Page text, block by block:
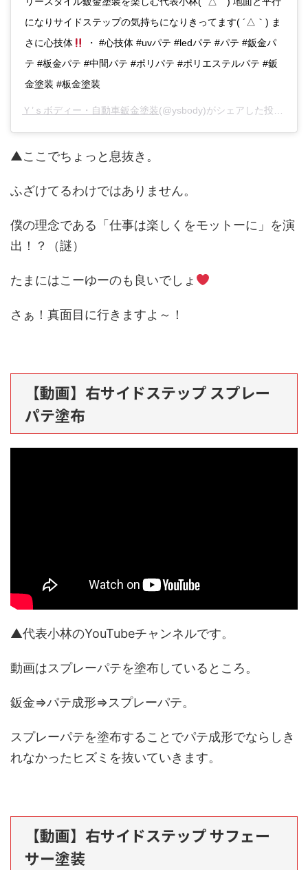
になりサイドステップの気持ちになりきってます( ´△｀) ま
さに心技体
・ #心技体 #uvパテ #ledパテ #パテ #鈑金パ
テ #板金パテ #中間パテ #ポリパテ #ポリエステルパテ #鈑
金塗装 #板金塗装
Ｙ’ｓボディー・自動車鈑金塗装(@ysbody)がシェアした投稿 -
▲ここでちょっと息抜き。
ふざけてるわけではありません。
僕の理念である「仕事は楽しくをモットーに」を演
出！？（謎）
たまにはこーゆーのも良いでしょ
さぁ！真面目に行きますよ～！
【動画】右サイドステップ スプレー
パテ塗布
▲代表小林のYouTubeチャンネルです。
動画はスプレーパテを塗布しているところ。
鈑金⇒パテ成形⇒スプレーパテ。
スプレーパテを塗布することでパテ成形でならしき
れなかったヒズミを抜いていきます。
【動画】右サイドステップ サフェー
サー塗装